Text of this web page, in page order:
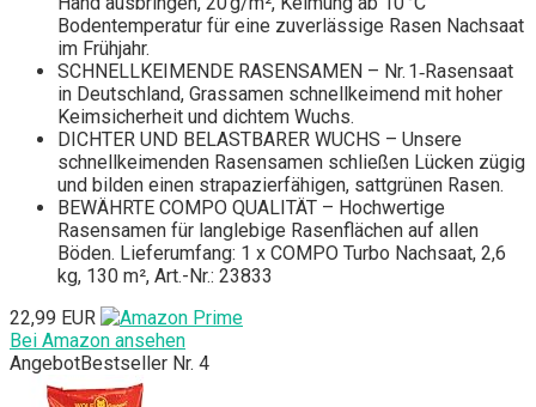
Bodentemperatur für eine zuverlässige Rasen Nachsaat
im Frühjahr.
SCHNELLKEIMENDE RASENSAMEN – Nr. 1‑Rasensaat
in Deutschland, Grassamen schnellkeimend mit hoher
Keimsicherheit und dichtem Wuchs.
DICHTER UND BELASTBARER WUCHS – Unsere
schnellkeimenden Rasensamen schließen Lücken zügig
und bilden einen strapazierfähigen, sattgrünen Rasen.
BEWÄHRTE COMPO QUALITÄT – Hochwertige
Rasensamen für langlebige Rasenflächen auf allen
Böden. Lieferumfang: 1 x COMPO Turbo Nachsaat, 2,6
kg, 130 m², Art.-Nr.: 23833
22,99 EUR
Bei Amazon ansehen
AngebotBestseller Nr. 4